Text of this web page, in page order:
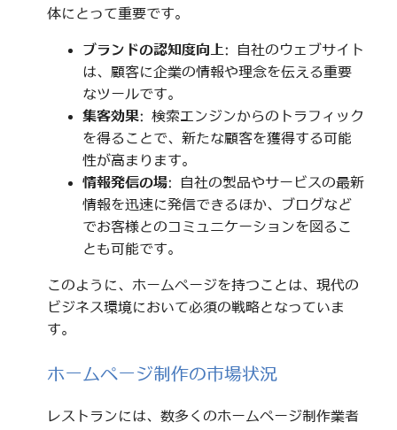
体にとって重要です。
ブランドの認知度向上: 自社のウェブサイト
は、顧客に企業の情報や理念を伝える重要
なツールです。
集客効果: 検索エンジンからのトラフィック
を得ることで、新たな顧客を獲得する可能
性が高まります。
情報発信の場: 自社の製品やサービスの最新
情報を迅速に発信できるほか、ブログなど
でお客様とのコミュニケーションを図るこ
とも可能です。
このように、ホームページを持つことは、現代の
ビジネス環境において必須の戦略となっていま
す。
ホームページ制作の市場状況
レストランには、数多くのホームページ制作業者